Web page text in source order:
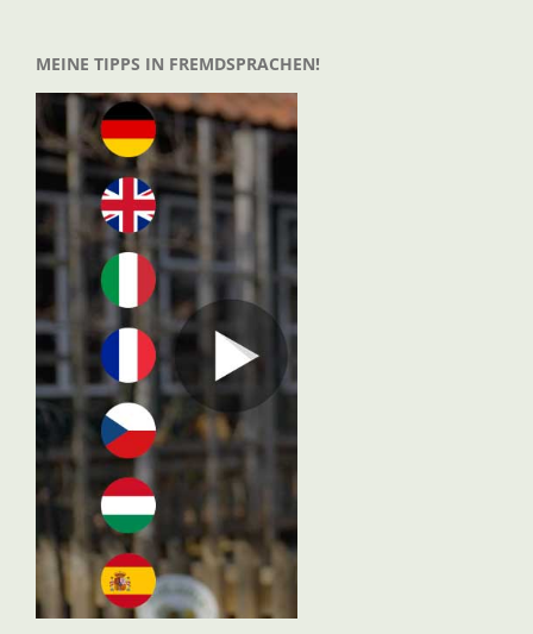
MEINE TIPPS IN FREMDSPRACHEN!